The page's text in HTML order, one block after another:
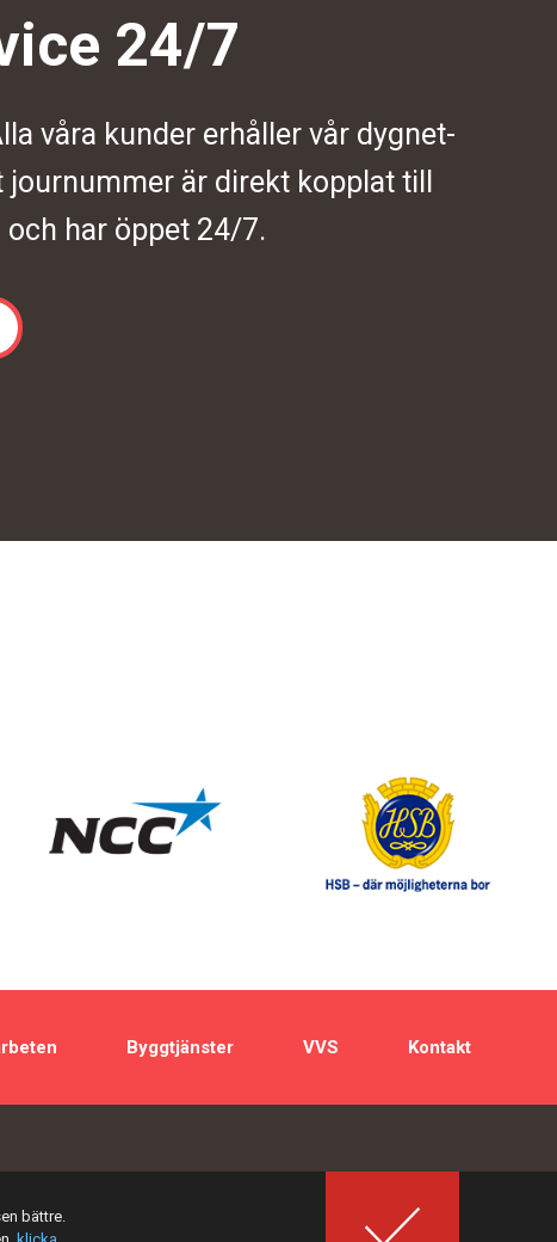
24/7
våra kunder erhåller vår dygnet-
är direkt kopplat till
och har öppet 24/7.
Byggtjänster VVS Kontakt
bättre.
klicka